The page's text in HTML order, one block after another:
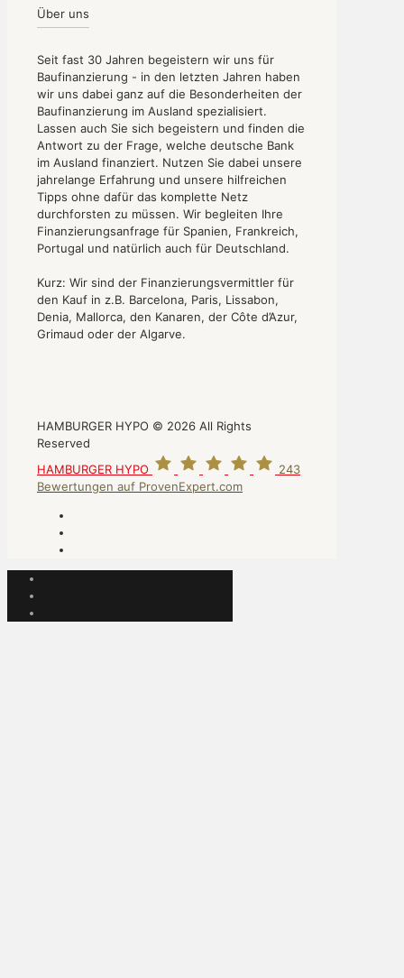
Über uns
Seit fast 30 Jahren begeistern wir uns für
Baufinanzierung - in den letzten Jahren haben
wir uns dabei ganz auf die Besonderheiten der
Baufinanzierung im Ausland spezialisiert.
Lassen auch Sie sich begeistern und finden die
Antwort zu der Frage, welche deutsche Bank
im Ausland finanziert. Nutzen Sie dabei unsere
jahrelange Erfahrung und unsere hilfreichen
Tipps ohne dafür das komplette Netz
durchforsten zu müssen. Wir begleiten Ihre
Finanzierungsanfrage für Spanien, Frankreich,
Portugal und natürlich auch für Deutschland.
Kurz: Wir sind der Finanzierungsvermittler für
den Kauf in z.B. Barcelona, Paris, Lissabon,
Denia, Mallorca, den Kanaren, der Côte d’Azur,
Grimaud oder der Algarve.
HAMBURGER HYPO © 2026 All Rights
Reserved
HAMBURGER HYPO
243
Bewertungen auf ProvenExpert.com